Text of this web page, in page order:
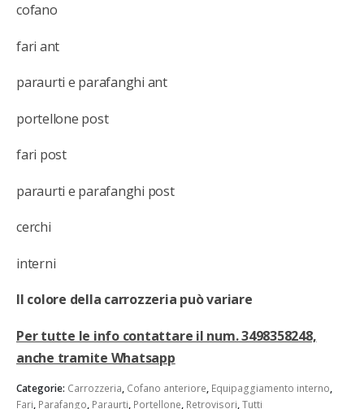
cofano
fari ant
paraurti e parafanghi ant
portellone post
fari post
paraurti e parafanghi post
cerchi
interni
Il colore della carrozzeria può variare
Per tutte le info contattare il num. 3498358248,
anche tramite Whatsapp
Categorie: Carrozzeria, Cofano anteriore, Equipaggiamento interno,
Fari, Parafango, Paraurti, Portellone, Retrovisori,Tutti